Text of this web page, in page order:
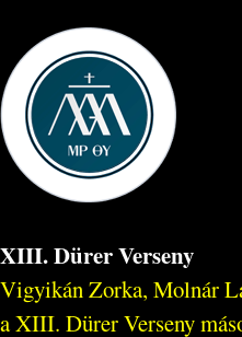
XIII. Dürer Verseny
Vigyikán Zorka, Molnár
a XIII. Dürer Verseny